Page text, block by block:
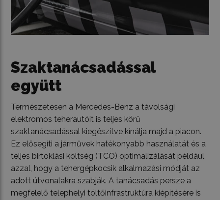
Szaktanácsadással
együtt
Természetesen a Mercedes-Benz a távolsági
elektromos teherautóit is teljes körű
szaktanácsadással kiegészítve kínálja majd a piacon.
Ez elősegíti a járművek hatékonyabb használatát és a
teljes birtoklási költség (TCO) optimalizálását például
azzal, hogy a tehergépkocsik alkalmazási módját az
adott útvonalakra szabják. A tanácsadás persze a
megfelelő telephelyi töltőinfrastruktúra kiépítésére is